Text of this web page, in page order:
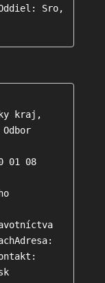
Sro,
kraj,
01 08